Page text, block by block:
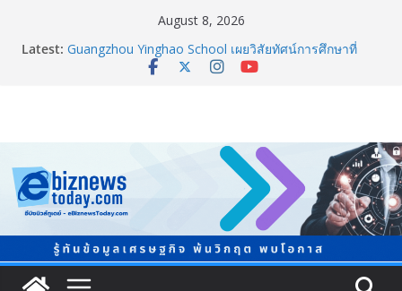
August 8, 2026
Latest: Guangzhou Yinghao School เผยวิสัยทัศน์การศึกษาที่
พร้อมรับอนาคต
วัยอันควร ทำสูญเสียทางเศรษฐกิจมหาศาล 1.6 ล้านล้าน
ภาครัฐ-เอกชนจับมือสัมมนาใหญ่ ยกระดับอุตสาหกรรมเซ
รามิกไทยสู่สากล พร้อมชวนผู้ประกอบไทยร่วมงาน
“Ceramics Vietnam & Stone Vietnam 2026”
อลิอันซ์ อยุธยา ส่งเสริมคนไทยเตรียมพร้อมรับมือวิกฤต
เปิดพื้นที่ “Level Up the Care by Allianz Ayudhya
นิทรรศการยกระดับ…ความเป็นห่วง” ในงาน Hug
HeartYai